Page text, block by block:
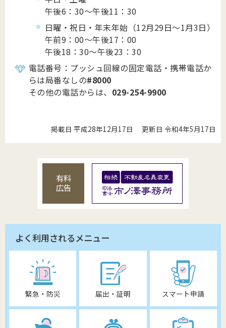
午後6：30～午後11：30
日曜・祝日・年末年始（12月29日～1月3日）
午前9：00～午後17：00
午後18：30～午後23：30
電話番号：プッシュ回線の固定電話・携帯電話か
らは局番なしの#8000
その他の電話からは、 029-254-9900
掲載日 平成28年12月17日 更新日 令和4年5月17日
有料
広告
よく利用されるメニュー
緊急・防災 届出・証明 スマート申請